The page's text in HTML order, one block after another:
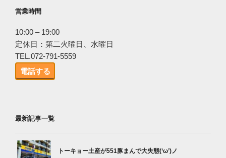
営業時間
10:00 – 19:00
定休日：第二火曜日、水曜日
TEL.072-791-5559
電話する
最新記事一覧
トーキョー土産が551豚まんで大失態(‘ω’)ノ